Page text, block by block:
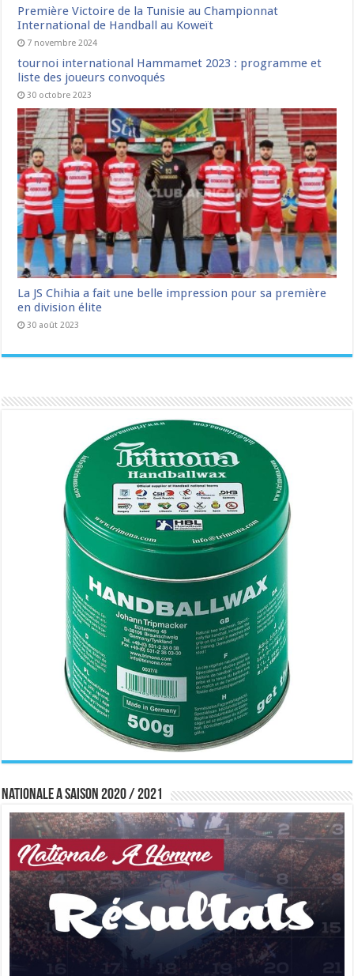
Première Victoire de la Tunisie au Championnat
International de Handball au Koweït
7 novembre 2024
tournoi international Hammamet 2023 : programme et
liste des joueurs convoqués
30 octobre 2023
La JS Chihia a fait une belle impression pour sa première
en division élite
30 août 2023
Nationale A saison 2020 / 2021